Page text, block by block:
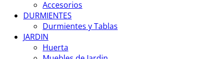
Accesorios
DURMIENTES
Durmientes y Tablas
JARDIN
Huerta